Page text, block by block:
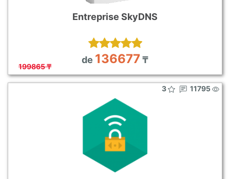
Entreprise SkyDNS
de 136677₸
199865 ₸
3 11795